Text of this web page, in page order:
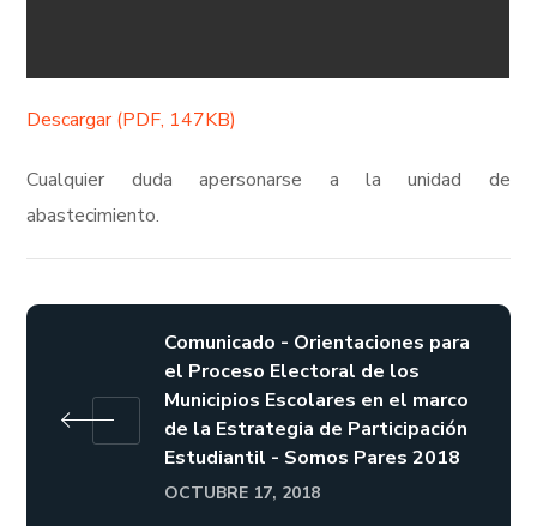
Descargar (PDF, 147KB)
Cualquier duda apersonarse a la unidad de
abastecimiento.
Comunicado - Orientaciones para
el Proceso Electoral de los
Municipios Escolares en el marco
de la Estrategia de Participación
Estudiantil - Somos Pares 2018
OCTUBRE 17, 2018